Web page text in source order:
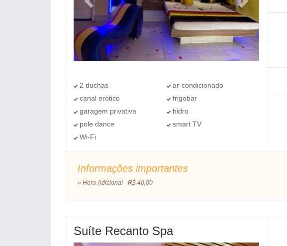
2 duchas
ar-condicionado
canal erótico
frigobar
garagem privativa
hidro
pole dance
smart TV
Wi-Fi
Informações importantes
» Hora Adicional - R$ 40,00
Suíte Recanto Spa